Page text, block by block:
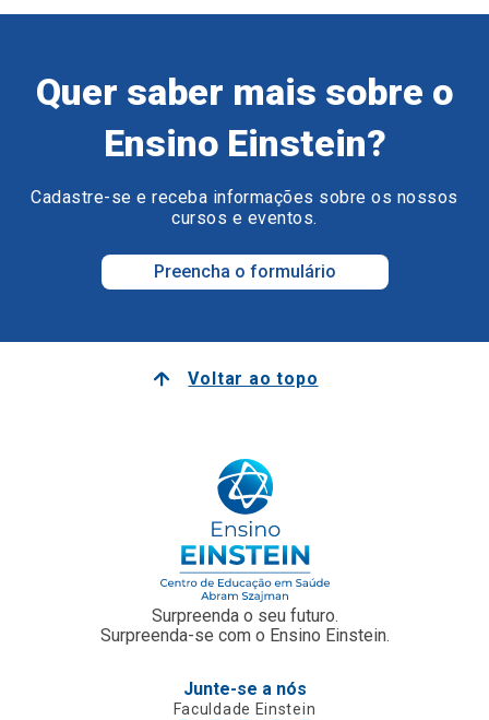
Quer saber mais sobre o
Ensino Einstein?
Cadastre-se e receba informações sobre os nossos
cursos e eventos.
Preencha o formulário
Voltar ao topo
Surpreenda o seu futuro.
Surpreenda-se com o Ensino Einstein.
Junte-se a nós
Faculdade Einstein